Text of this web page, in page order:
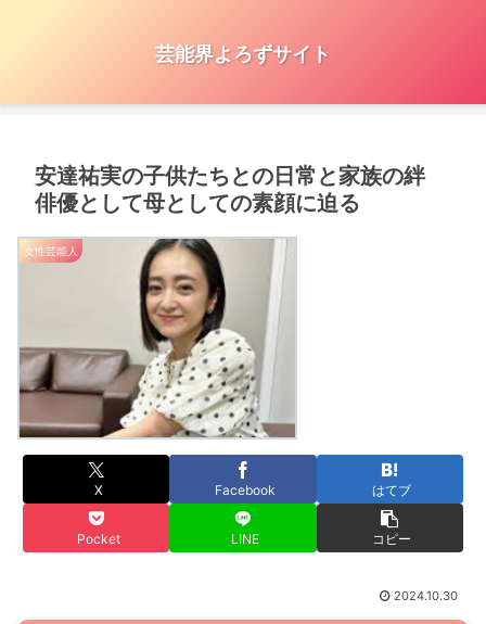
芸能界よろずサイト
安達祐実の子供たちとの日常と家族の絆
俳優として母としての素顔に迫る
女性芸能人
X Facebook はてブ
Pocket LINE コピー
2024.10.30